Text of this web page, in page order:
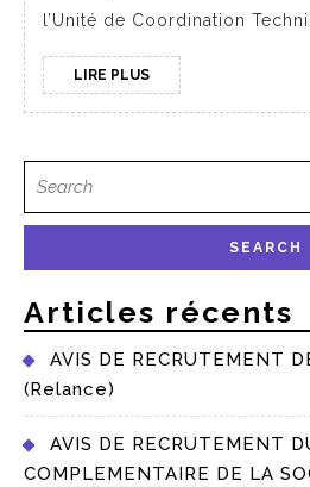
l’Unité de Coordination
LIRE PLUS
Articles récents
AVIS DE RECRUTEMENT
(Relance)
AVIS DE RECRUTEMENT
COMPLEMENTAIRE DE LA